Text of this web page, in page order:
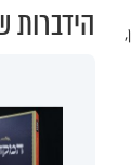
הידברות